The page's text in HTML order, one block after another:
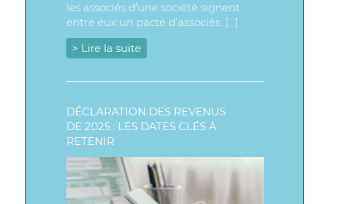
les associés d’une société signent
entre eux un pacte d’associés. […]
> Lire la suite
DÉCLARATION DES REVENUS
DE 2025 : LES DATES CLÉS À
RETENIR